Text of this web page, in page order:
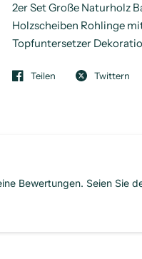
2er Set Große Naturholz
Holzscheiben Rohlinge
Topfuntersetzer
Teilen Twittern
Bewertungen. Seien Sie